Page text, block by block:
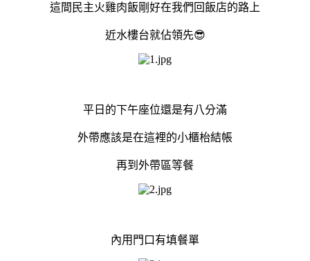
這間民主火雞肉飯剛好在我們回飯店的路上
近水樓台就佔領先😎
平日的下午座位還是有八分滿
外帶應該是在這裡的小櫃枱結帳
再到外帶區等餐
內用門口有填餐單